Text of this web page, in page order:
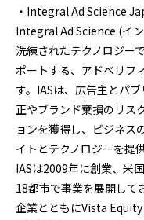
・Integral Ad Science
Integral Ad Science (イン
洗練されたテクノロジー
ポートする、アドベリフ
す。IASは、広告主とパ
正やブランド棄損のリス
ョンを獲得し、ビジネス
イトとテクノロジーを提
IASは2009年に創業、米
18都市で事業を展開して
企業とともにVista